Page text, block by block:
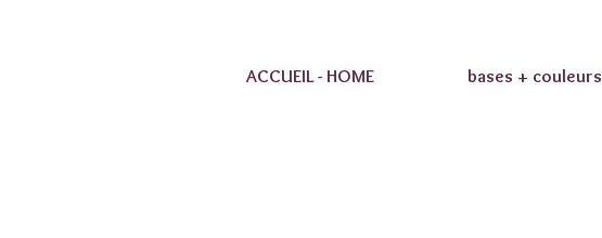
ACCUEIL - HOME bases + couleurs